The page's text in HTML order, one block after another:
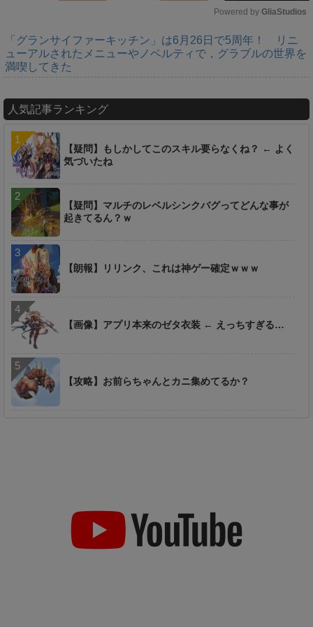
M
u
Powered by GliaStudios
「グランサイファーキッチン」は6月26日で5周年！ リニ
ューアルされたメニューやノベルティで，グラブルの世界を
満喫してきた
人気記事ランキング
【疑問】もしかしてこのスキル要らなくね？ ← よく
気づいたね
【疑問】マルチのレベルシンクバグってどんな事が
起きてるん？ｗ
【朗報】リリンク、これは神ゲー確定ｗｗｗ
【画像】アプリ本来のゼタ衣装 ← えっちすぎる…
【攻略】お前らちゃんとカニ集めてるか？